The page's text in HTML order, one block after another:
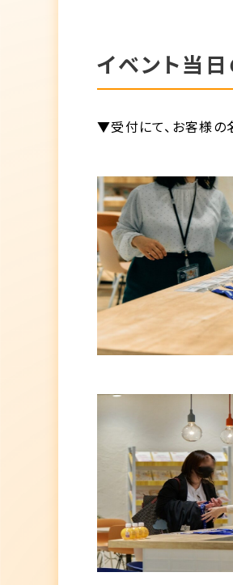
イベント当
▼受付にて、お客様の